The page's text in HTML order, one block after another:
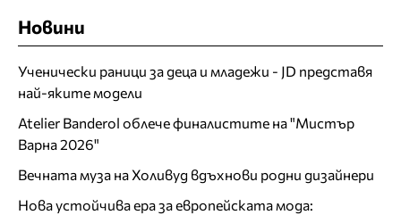
Новини
Ученически раници за деца и младежи - JD представя
най-яките модели
Atelier Banderol облече финалистите на "Мистър
Варна 2026"
Вечната муза на Холивуд вдъхнови родни дизайнери
Нова устойчива ера за европейската мода: